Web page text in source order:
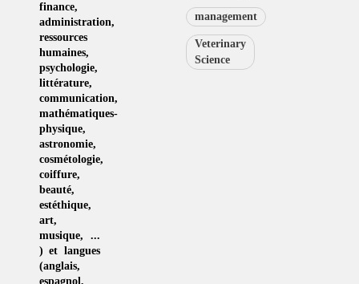
finance,
administration,
ressources
humaines,
psychologie,
littérature,
communication,
mathématiques-
physique,
astronomie,
cosmétologie,
coiffure,
beauté,
estéthique,
art,
musique, ...
) et langues
(anglais,
espagnol ,
management
Veterinary
Science